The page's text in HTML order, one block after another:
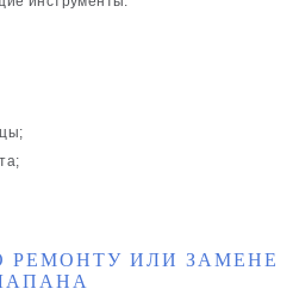
РЕМОНТУ ИЛИ ЗАМЕНЕ